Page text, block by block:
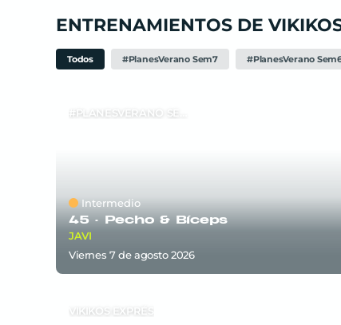
ENTRENAMIENTOS DE
Todos #PlanesVerano Sem7 #PlanesVerano
Intermedio
45 · Pecho & Bíceps
JAVI
viernes 7deagosto 2026
VIKIKOS EXPRÉS